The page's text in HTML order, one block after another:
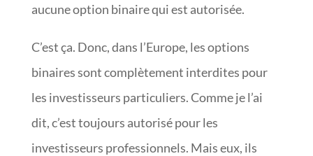
aucune option binaire qui est autorisée.
C’est ça. Donc, dans l’Europe, les options
binaires sont complètement interdites pour
les investisseurs particuliers. Comme je l’ai
dit, c’est toujours autorisé pour les
investisseurs professionnels. Mais eux, ils